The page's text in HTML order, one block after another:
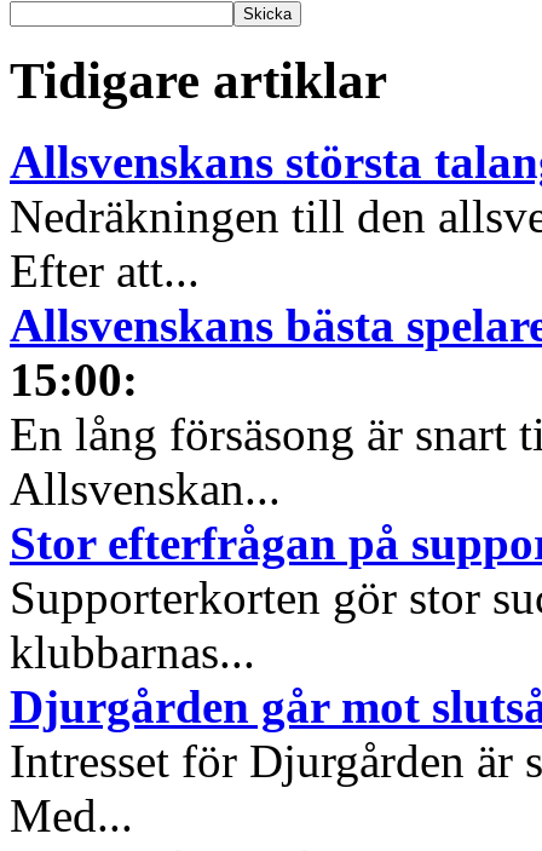
Tidigare artiklar
Allsvenskans största
Nedräkningen till den
Efter att...
Allsvenskans bästa
15:00:
En lång försäsong är snart
Allsvenskan...
Stor efterfrågan på
Supporterkorten gör stor
klubbarnas...
Djurgården går mot
Intresset för Djurgården är
Med...